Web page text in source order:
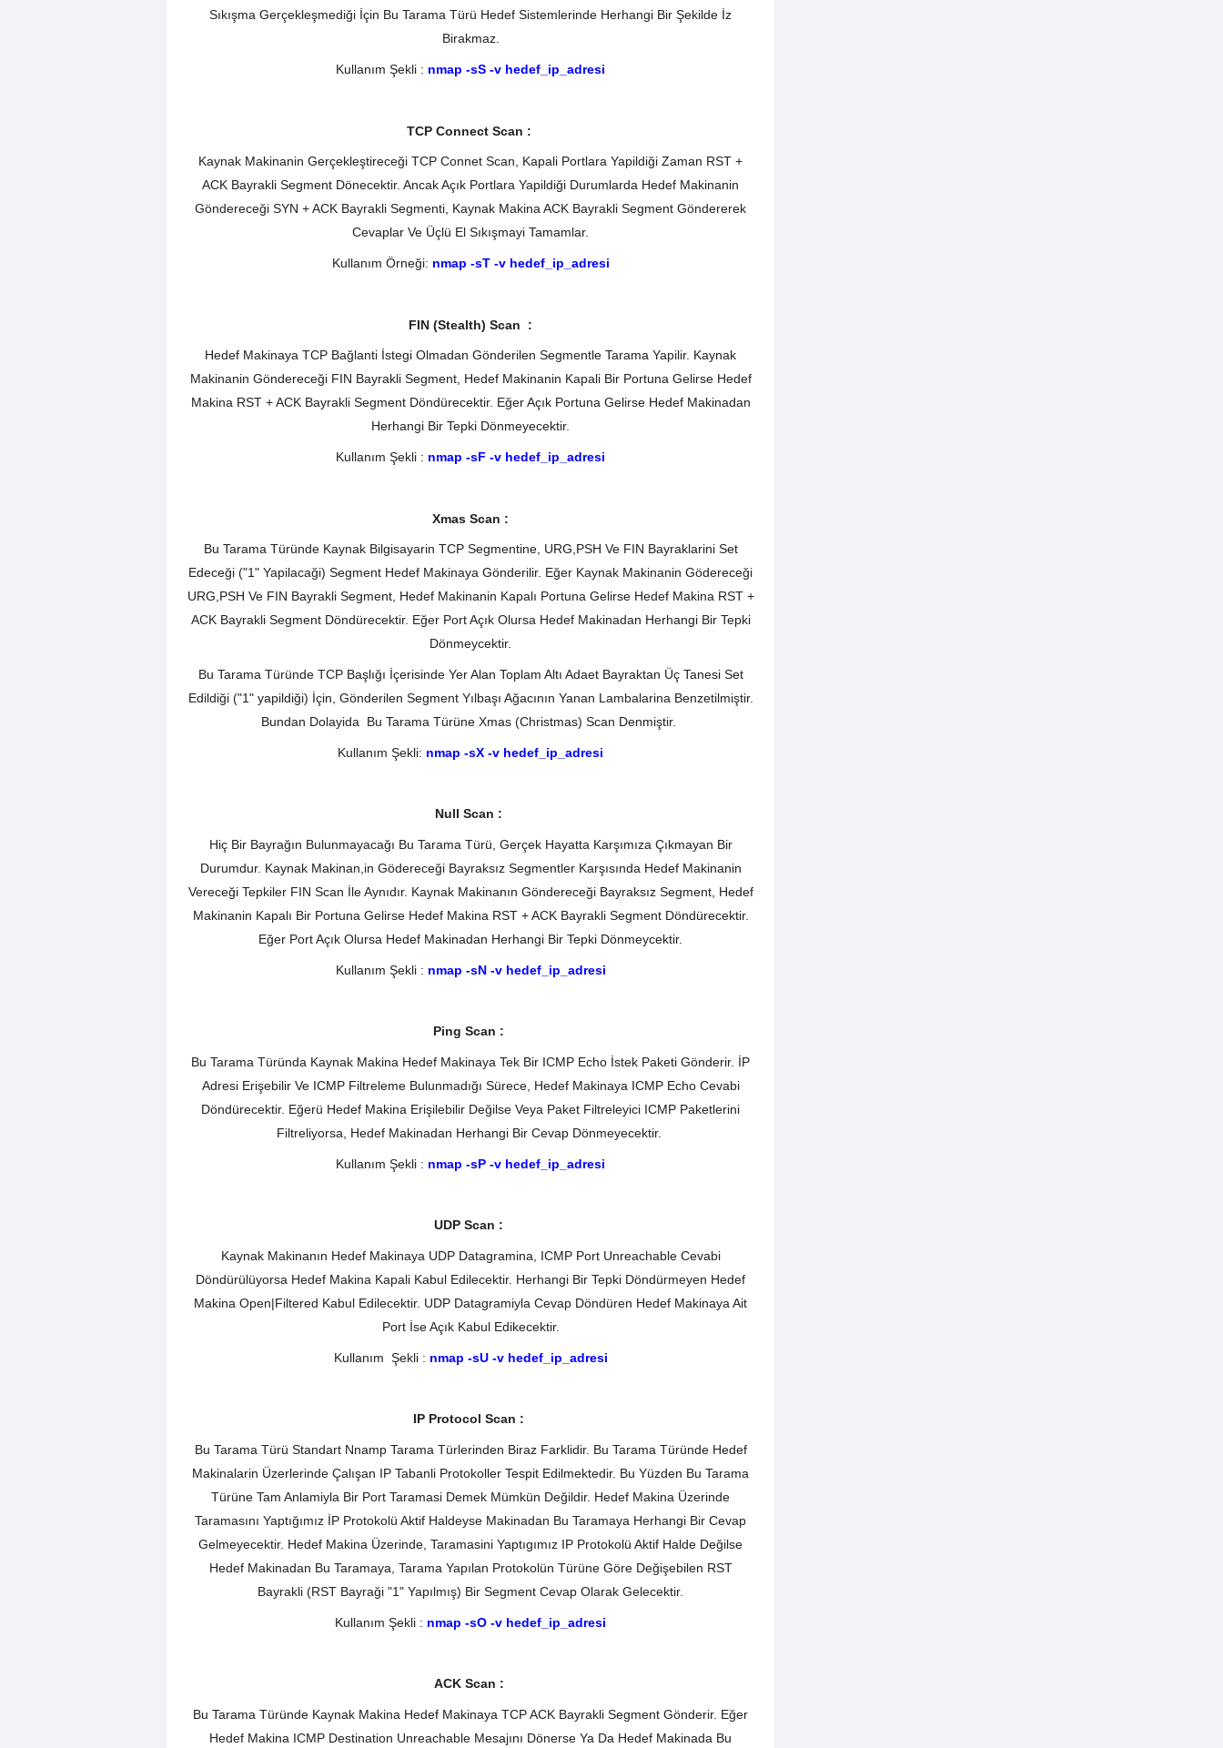
Sıkışma Gerçekleşmediği İçin Bu Tarama Türü Hedef Sistemlerinde Herhangi Bir Şekilde İz
Birakmaz.
Kullanım Şekli : nmap -sS -v hedef_ip_adresi
TCP Connect Scan :
Kaynak Makinanin Gerçekleştireceği TCP Connet Scan, Kapali Portlara Yapildiği Zaman RST +
ACK Bayrakli Segment Dönecektir. Ancak Açık Portlara Yapildiği Durumlarda Hedef Makinanin
Göndereceği SYN + ACK Bayrakli Segmenti, Kaynak Makina ACK Bayrakli Segment Göndererek
Cevaplar Ve Üçlü El Sıkışmayi Tamamlar.
Kullanım Örneği: nmap -sT -v hedef_ip_adresi
FIN (Stealth) Scan :
Hedef Makinaya TCP Bağlanti İstegi Olmadan Gönderilen Segmentle Tarama Yapilir. Kaynak
Makinanin Göndereceği FIN Bayrakli Segment, Hedef Makinanin Kapali Bir Portuna Gelirse Hedef
Makina RST + ACK Bayrakli Segment Döndürecektir. Eğer Açık Portuna Gelirse Hedef Makinadan
Herhangi Bir Tepki Dönmeyecektir.
Kullanım Şekli : nmap -sF -v hedef_ip_adresi
Xmas Scan :
Bu Tarama Türünde Kaynak Bilgisayarin TCP Segmentine, URG,PSH Ve FIN Bayraklarini Set
Edeceği ("1" Yapilacaği) Segment Hedef Makinaya Gönderilir. Eğer Kaynak Makinanin Gödereceği
URG,PSH Ve FIN Bayrakli Segment, Hedef Makinanin Kapalı Portuna Gelirse Hedef Makina RST +
ACK Bayrakli Segment Döndürecektir. Eğer Port Açık Olursa Hedef Makinadan Herhangi Bir Tepki
Dönmeycektir.
Bu Tarama Türünde TCP Başlığı İçerisinde Yer Alan Toplam Altı Adaet Bayraktan Üç Tanesi Set
Edildiği ("1" yapildiği) İçin, Gönderilen Segment Yılbaşı Ağacının Yanan Lambalarina Benzetilmiştir.
Bundan Dolayida Bu Tarama Türüne Xmas (Christmas) Scan Denmiştir.
Kullanım Şekli: nmap -sX -v hedef_ip_adresi
Null Scan :
Hiç Bir Bayrağın Bulunmayacağı Bu Tarama Türü, Gerçek Hayatta Karşımıza Çıkmayan Bir
Durumdur. Kaynak Makinan,in Gödereceği Bayraksız Segmentler Karşısında Hedef Makinanin
Vereceği Tepkiler FIN Scan İle Aynıdır. Kaynak Makinanın Göndereceği Bayraksız Segment, Hedef
Makinanin Kapalı Bir Portuna Gelirse Hedef Makina RST + ACK Bayrakli Segment Döndürecektir.
Eğer Port Açık Olursa Hedef Makinadan Herhangi Bir Tepki Dönmeycektir.
Kullanım Şekli : nmap -sN -v hedef_ip_adresi
Ping Scan :
Bu Tarama Türünda Kaynak Makina Hedef Makinaya Tek Bir ICMP Echo İstek Paketi Gönderir. İP
Adresi Erişebilir Ve ICMP Filtreleme Bulunmadığı Sürece, Hedef Makinaya ICMP Echo Cevabi
Döndürecektir. Eğerü Hedef Makina Erişilebilir Değilse Veya Paket Filtreleyici ICMP Paketlerini
Filtreliyorsa, Hedef Makinadan Herhangi Bir Cevap Dönmeyecektir.
Kullanım Şekli : nmap -sP -v hedef_ip_adresi
UDP Scan :
Kaynak Makinanın Hedef Makinaya UDP Datagramina, ICMP Port Unreachable Cevabi
Döndürülüyorsa Hedef Makina Kapali Kabul Edilecektir. Herhangi Bir Tepki Döndürmeyen Hedef
Makina Open|Filtered Kabul Edilecektir. UDP Datagramiyla Cevap Döndüren Hedef Makinaya Ait
Port İse Açık Kabul Edikecektir.
Kullanım Şekli : nmap -sU -v hedef_ip_adresi
IP Protocol Scan :
Bu Tarama Türü Standart Nnamp Tarama Türlerinden Biraz Farklidir. Bu Tarama Türünde Hedef
Makinalarin Üzerlerinde Çalışan IP Tabanli Protokoller Tespit Edilmektedir. Bu Yüzden Bu Tarama
Türüne Tam Anlamiyla Bir Port Taramasi Demek Mümkün Değildir. Hedef Makina Üzerinde
Taramasını Yaptığımız İP Protokolü Aktif Haldeyse Makinadan Bu Taramaya Herhangi Bir Cevap
Gelmeyecektir. Hedef Makina Üzerinde, Taramasini Yaptıgımız IP Protokolü Aktif Halde Değilse
Hedef Makinadan Bu Taramaya, Tarama Yapılan Protokolün Türüne Göre Değişebilen RST
Bayrakli (RST Bayraği "1" Yapılmış) Bir Segment Cevap Olarak Gelecektir.
Kullanım Şekli : nmap -sO -v hedef_ip_adresi
ACK Scan :
Bu Tarama Türünde Kaynak Makina Hedef Makinaya TCP ACK Bayrakli Segment Gönderir. Eğer
Hedef Makina ICMP Destination Unreachable Mesajını Dönerse Ya Da Hedef Makinada Bu